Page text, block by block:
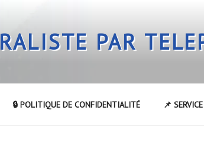
PAR
🔒 POLITIQUE DE CONFIDENTIALITÉ 📌